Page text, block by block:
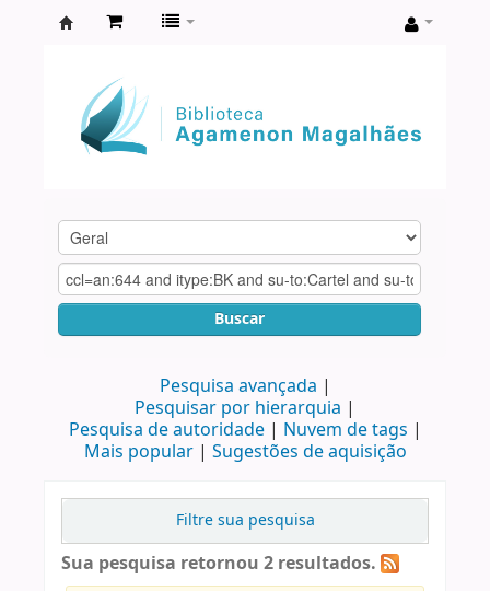
Agamenon
Magalhães
Buscar
Pesquisa avançada
Pesquisar por hierarquia
Pesquisa de autoridade
Nuvem de tags
Mais popular
Sugestões de aquisição
Filtre sua pesquisa
Sua pesquisa retornou 2 resultados.